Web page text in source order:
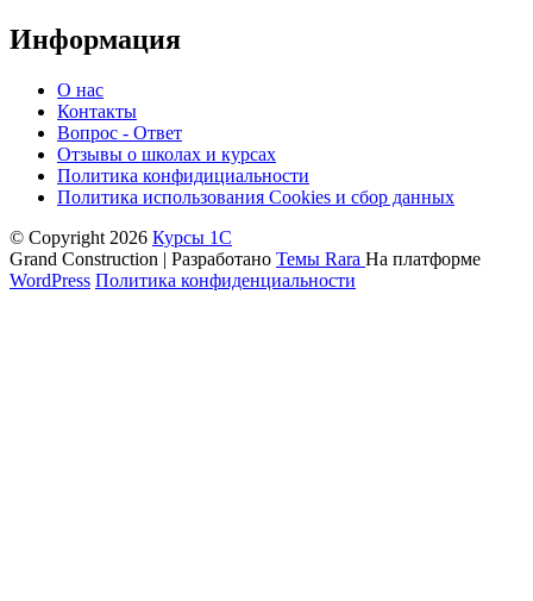
Информация
О нас
Контакты
Вопрос - Ответ
Отзывы о школах и курсах
Политика конфидициальности
Политика использования Cookies и сбор данных
© Copyright 2026 Курсы 1С
Grand Construction | Разработано Темы Rara На платформе
WordPress Политика конфиденциальности